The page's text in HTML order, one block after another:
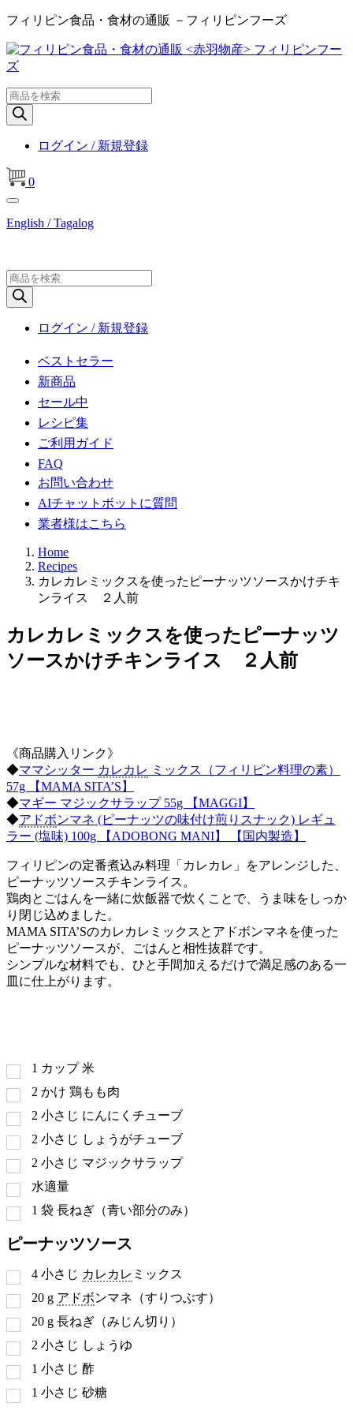
フィリピン食品・食材の通販 －フィリピンフーズ
商
品
検
ログイン / 新規登録
0
English / Tagalog
商
品
検
ログイン / 新規登録
ベストセラー
新商品
セール中
レシピ集
ご利用ガイド
FAQ
お問い合わせ
AIチャットボットに質問
業者様はこちら
Home
Recipes
カレカレミックスを使ったピーナッツソースかけチキ
ンライス ２人前
カレカレミックスを使ったピーナッツ
ソースかけチキンライス ２人前
《商品購入リンク》
◆ママシッター カレカレ ミックス（フィリピン料理の素）
57g 【MAMA SITA’S】
◆マギー マジックサラップ 55g 【MAGGI】
◆アドボンマネ (ピーナッツの味付け煎りスナック) レギュ
ラー (塩味) 100g 【ADOBONG MANI】 【国内製造】
フィリピンの定番煮込み料理「カレカレ」をアレンジした、
ピーナッツソースチキンライス。
鶏肉とごはんを一緒に炊飯器で炊くことで、うま味をしっか
り閉じ込めました。
MAMA SITA’Sのカレカレミックスとアドボンマネを使った
ピーナッツソースが、ごはんと相性抜群です。
シンプルな材料でも、ひと手間加えるだけで満足感のある一
皿に仕上がります。
1 カップ 米
2 かけ 鶏もも肉
2 小さじ にんにくチューブ
2 小さじ しょうがチューブ
2 小さじ マジックサラップ
水適量
1 袋 長ねぎ（青い部分のみ）
ピーナッツソース
4 小さじ カレカレ ミックス
20 g アドボンマネ（すりつぶす）
20 g 長ねぎ（みじん切り）
2 小さじ しょうゆ
1 小さじ 酢
1 小さじ 砂糖